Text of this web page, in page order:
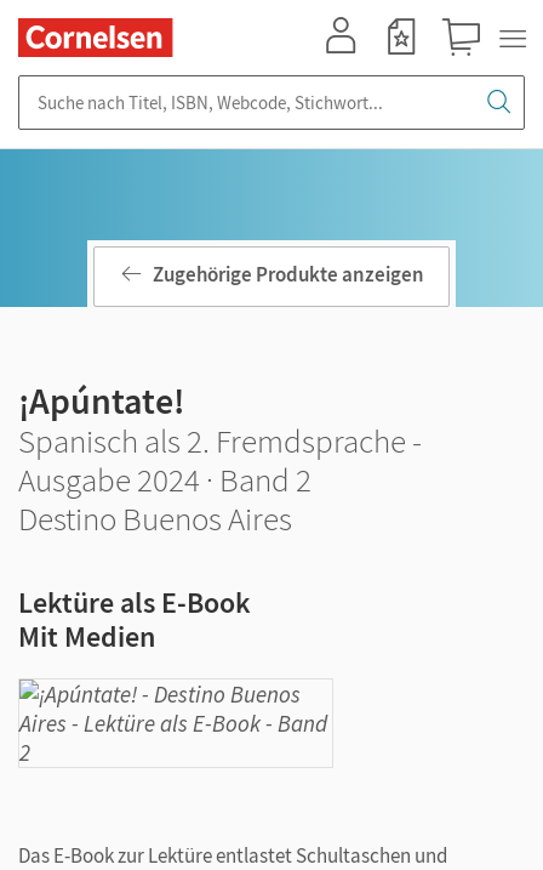
Zugehörige Produkte anzeigen
¡Apúntate!
Spanisch als 2. Fremdsprache -
Ausgabe 2024 · Band 2
Destino Buenos Aires
Lektüre als E-Book
Mit Medien
Das E-Book zur Lektüre entlastet Schultaschen und